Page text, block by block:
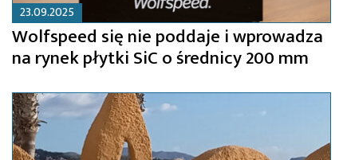
23.09.2025
Wolfspeed się nie poddaje i wprowadza
na rynek płytki SiC o średnicy 200 mm